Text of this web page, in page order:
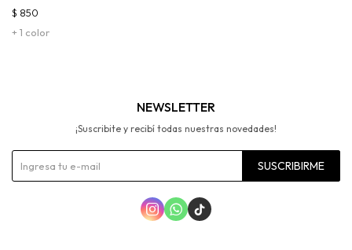
+ 1 color
$ 850
NEWSLETTER
¡Suscribite y recibí todas nuestras novedades!
SUSCRIBIRME
  